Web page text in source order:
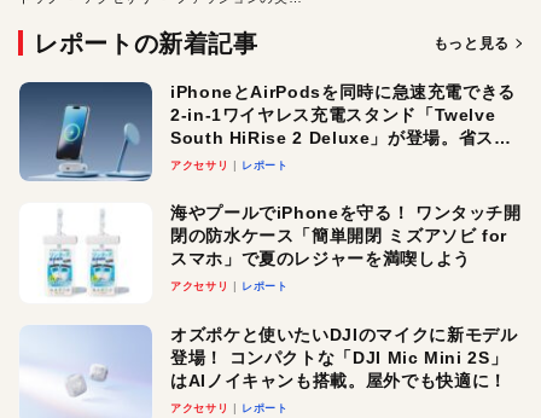
レポートの新着記事 もっと見る
iPhoneとAirPodsを同時に急速充電できる
2-in-1ワイヤレス充電スタンド「Twelve
South HiRise 2 Deluxe」が登場。省スペ
ースでおしゃれに充電したい人にオスス
アクセサリ レポート
海やプールでiPhoneを守る！ ワンタッチ開
閉の防水ケース「簡単開閉 ミズアソビ for
スマホ」で夏のレジャーを満喫しよう
アクセサリ レポート
オズポケと使いたいDJIのマイクに新モデル
登場！ コンパクトな「DJI Mic Mini 2S」
はAIノイキャンも搭載。屋外でも快適に！
アクセサリ レポート